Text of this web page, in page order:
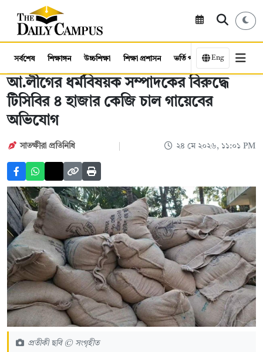
সর্বশেষ শিক্ষাঙ্গন উচ্চশিক্ষা শিক্ষা প্রশাসন ভর্তি পরীক্ষা কর্মসংস্থান
Eng
আ.লীগের ধর্মবিষয়ক সম্পাদকের বিরুদ্ধে
টিসিবির ৪ হাজার কেজি চাল গায়েবের
অভিযোগ
সাতক্ষীরা প্রতিনিধি ২৪ মে ২০২৬, ১১:০১ PM
প্রতীকী ছবি © সংগৃহীত